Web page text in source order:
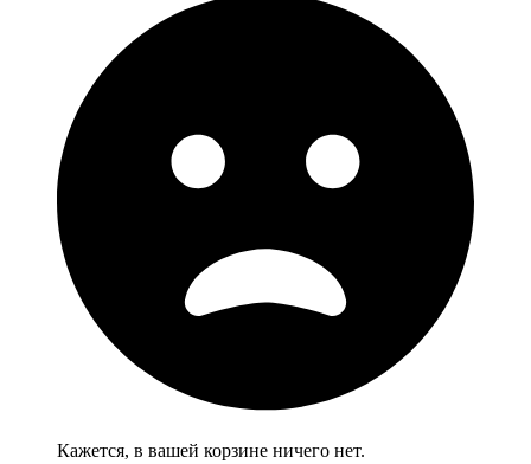
Кажется, в вашей корзине ничего нет.